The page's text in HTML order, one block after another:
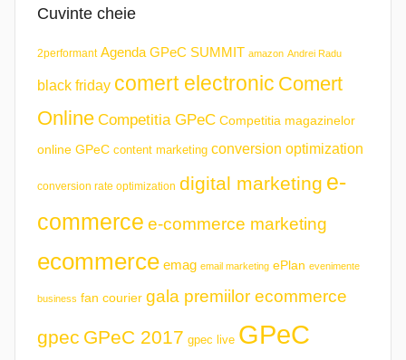
Cuvinte cheie
2performant Agenda GPeC SUMMIT amazon Andrei Radu
black friday comert electronic Comert
Online Competitia GPeC Competitia magazinelor
online GPeC content marketing conversion optimization
conversion rate optimization digital marketing e-
commerce e-commerce marketing
ecommerce emag email marketing ePlan evenimente
business fan courier gala premiilor ecommerce
gpec GPeC 2017 gpec live GPeC